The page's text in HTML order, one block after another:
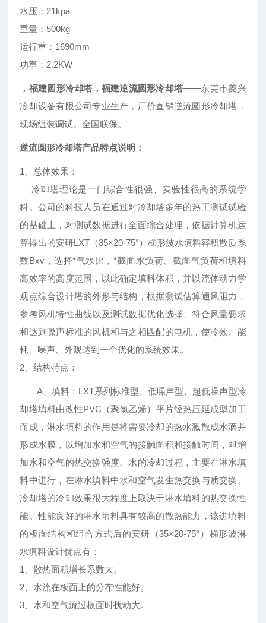
水压：21kpa
重量：500kg
运行重：1690mm
功率：2.2KW
，福建圆形冷却塔，福建逆流圆形冷却塔——东莞市菱兴
冷却设备有限公司专业生产，厂价直销逆流圆形冷却塔，
现场组装调试。全国联保。
逆流圆形冷却塔产品特点说明：
1
、总体效果：
冷却塔理论是一门综合性很强、实验性很高的系统学
科。公司的科技人员在通过对冷却塔多年的热工测试试验
的基础上，对测试数据进行全面综合处理，依据计算机运
算得出的安研LXT（35×20-75°）梯形波水填料容积散质系
数Βxv，选择*气水比，*截面水负荷、截面气负荷和填料
高效率的高度范围，以此确定填料体积，并以流体动力学
观点综合设计塔的外形与结构，根据测试估算通风阻力，
参考风机特性曲线以及测试数据优化选择、符合风量要求
和达到噪声标准的风机和与之相匹配的电机，使冷效、能
耗、噪声、外观达到一个优化的系统效果。
2、结构特点：
A、填料：LXT系列标准型、低噪声型、超低噪声型冷
却塔填料由改性PVC（聚氯乙烯）平片经热压延成型加工
而成，淋水填料的作用是将需要冷却的热水溅散成水滴并
形成水膜，以增加水和空气的接触面积和接触时间，即增
加水和空气的热交换强度。水的冷却过程，主要在淋水填
料中进行，在淋水填料中水和空气发生热交换与质交换。
冷却塔的冷却效果很大程度上取决于淋水填料的热交换性
能。性能良好的淋水填料具有较高的散热能力，该进填料
的板面结构和组合方式后的安研（35×20-75°）梯形波淋
水填料设计优点有：
1、散热面积增长系数大。
2、水流在板面上的分布性能好。
3、水和空气流过板面时扰动大。